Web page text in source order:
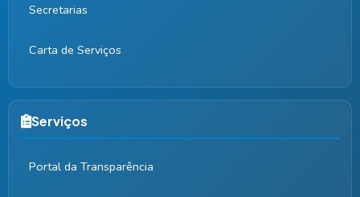
Secretarias
Carta de Serviços
Serviços
Portal da Transparência